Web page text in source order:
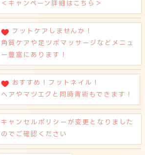
＜キャンペーン詳細はこちら＞
フットケアしませんか！
角質ケアや足ツボマッサージなどメニュ
ー豊富にあります！
おすすめ！フットネイル！
ヘアやマツエクと同時背術もできます！
キャンセルポリシーが変更となりました
のでご確認ください